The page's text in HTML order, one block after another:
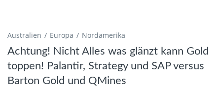
Australien Europa Nordamerika
Achtung! Nicht Alles was glänzt kann Gold
toppen! Palantir, Strategy und SAP versus
Barton Gold und QMines